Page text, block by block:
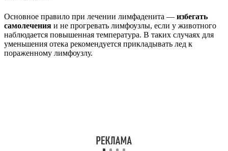
Основное правило при лечении лимфаденита — избегать
самолечения и не прогревать лимфоузлы, если у животного
наблюдается повышенная температура. В таких случаях для
уменьшения отека рекомендуется прикладывать лед к
пораженному лимфоузлу.